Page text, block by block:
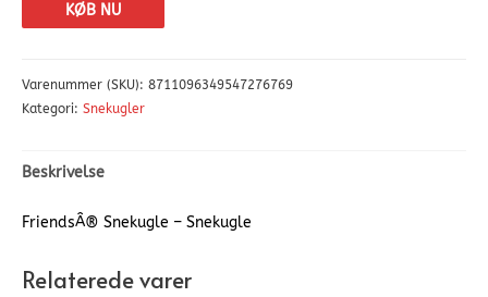
KØB NU
Varenummer (SKU): 8711096349547276769
Kategori: Snekugler
Beskrivelse
FriendsÂ® Snekugle – Snekugle
Relaterede varer